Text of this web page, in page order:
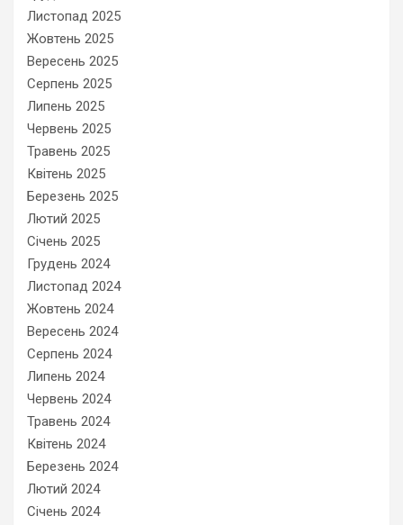
Листопад 2025
Жовтень 2025
Вересень 2025
Серпень 2025
Липень 2025
Червень 2025
Травень 2025
Квітень 2025
Березень 2025
Лютий 2025
Січень 2025
Грудень 2024
Листопад 2024
Жовтень 2024
Вересень 2024
Серпень 2024
Липень 2024
Червень 2024
Травень 2024
Квітень 2024
Березень 2024
Лютий 2024
Січень 2024